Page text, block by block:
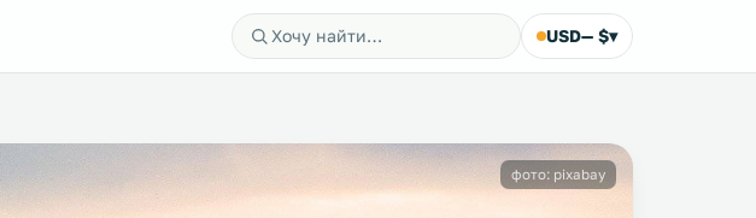
USD— $▾
фото: pixabay